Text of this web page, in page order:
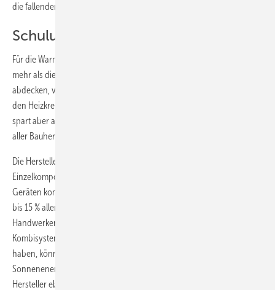
die fallenden Ölpreise.
Schulungen für Handwerker
Für die Warmwasserbereitung können richtig dimensionierte Systeme
mehr als die Hälfte des jährlichen Energiebedarfs für das Warmwasser
abdecken, von Mai bis September sogar zu 100 %. Eine Einbindung in
den Heizkreis bedeutet einen finanziell deutlich höheren Aufwand,
spart aber auch mehr ein. Zu dieser Lösung greifen etwa ein Viertel
aller Bauherren.
Die Hersteller bieten sowohl Komplettsysteme als auch
Einzelkomponenten an, die miteinander oder mit vorhandenen
Geräten kombiniert werden können. Je nach Hersteller sind etwa 4
bis 15 % aller verkauften Heizungssysteme Kompakthybride.
Handwerker, die noch keine Erfahrung mit der Installation eines
Kombisystems (Trinkwassererwärmung und Heizungsunterstützung)
haben, können dies erlernen. Die Deutsche Gesellschaft für
Sonnenenergie bietet dazu entsprechende Schulungen an, die
Hersteller ebenso. Auf ihren Webseiten finden sich in aller Regel auch